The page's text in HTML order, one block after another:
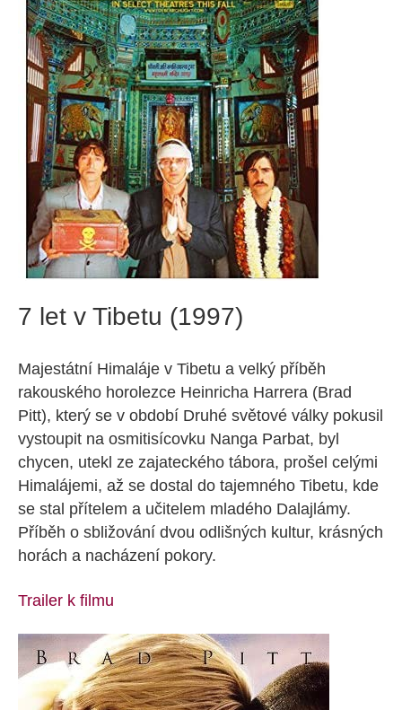
7 let v Tibetu (1997)
Majestátní Himaláje v Tibetu a velký příběh
rakouského horolezce Heinricha Harrera (Brad
Pitt), který se v období Druhé světové války pokusil
vystoupit na osmitisícovku Nanga Parbat, byl
chycen, utekl ze zajateckého tábora, prošel celými
Himalájemi, až se dostal do tajemného Tibetu, kde
se stal přítelem a učitelem mladého Dalajlámy.
Příběh o sbližování dvou odlišných kultur, krásných
horách a nacházení pokory.
Trailer k filmu